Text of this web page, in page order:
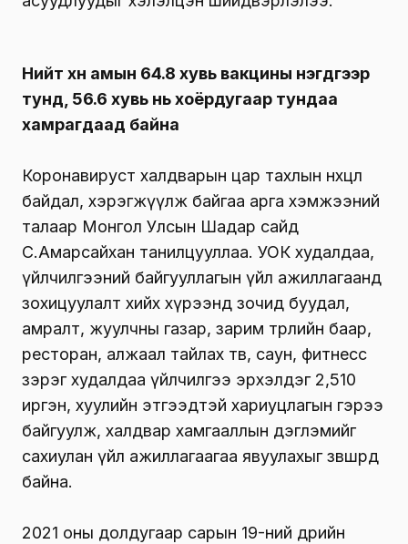
Нийт хүн амын 64.8 хувь вакцины нэгдүгээр
тунд, 56.6 хувь нь хоёрдугаар тундаа
хамрагдаад байна
Коронавируст халдварын цар тахлын нөхцөл
байдал, хэрэгжүүлж байгаа арга хэмжээний
талаар Монгол Улсын Шадар сайд
С.Амарсайхан танилцууллаа. УОК худалдаа,
үйлчилгээний байгууллагын үйл ажиллагаанд
зохицуулалт хийх хүрээнд зочид буудал,
амралт, жуулчны газар, зарим төрлийн баар,
ресторан, алжаал тайлах төв, саун, фитнесс
зэрэг худалдаа үйлчилгээ эрхэлдэг 2,510
иргэн, хуулийн этгээдтэй хариуцлагын гэрээ
байгуулж, халдвар хамгааллын дэглэмийг
сахиулан үйл ажиллагаагаа явуулахыг зөвшөөрөөд
байна.
2021 оны долдугаар сарын 19-ний өдрийн